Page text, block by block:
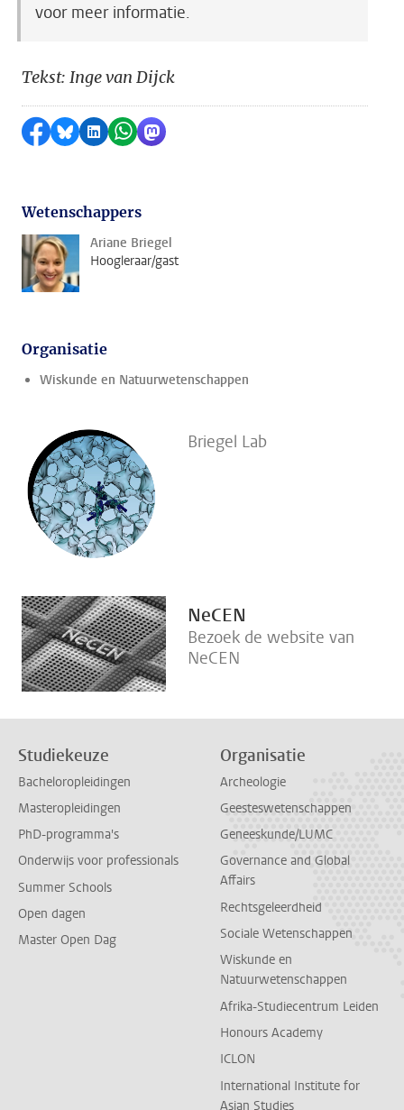
voor meer informatie.
Tekst: Inge van Dijck
Delen op Facebook
Delen via Bluesky
Delen op LinkedIn
Delen via WhatsApp
Delen via Mastodon
Wetenschappers
Ariane Briegel
Hoogleraar/gast
Organisatie
Wiskunde en Natuurwetenschappen
Briegel Lab
NeCEN
Bezoek de website van
NeCEN
Studiekeuze
Bacheloropleidingen
Masteropleidingen
PhD-programma's
Onderwijs voor professionals
Summer Schools
Open dagen
Master Open Dag
Organisatie
Archeologie
Geesteswetenschappen
Geneeskunde/LUMC
Governance and Global
Affairs
Rechtsgeleerdheid
Sociale Wetenschappen
Wiskunde en
Natuurwetenschappen
Afrika-Studiecentrum Leiden
Honours Academy
ICLON
International Institute for
Asian Studies